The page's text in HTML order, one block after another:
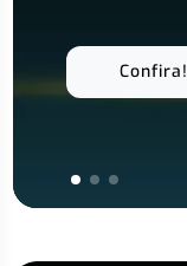
Confira!